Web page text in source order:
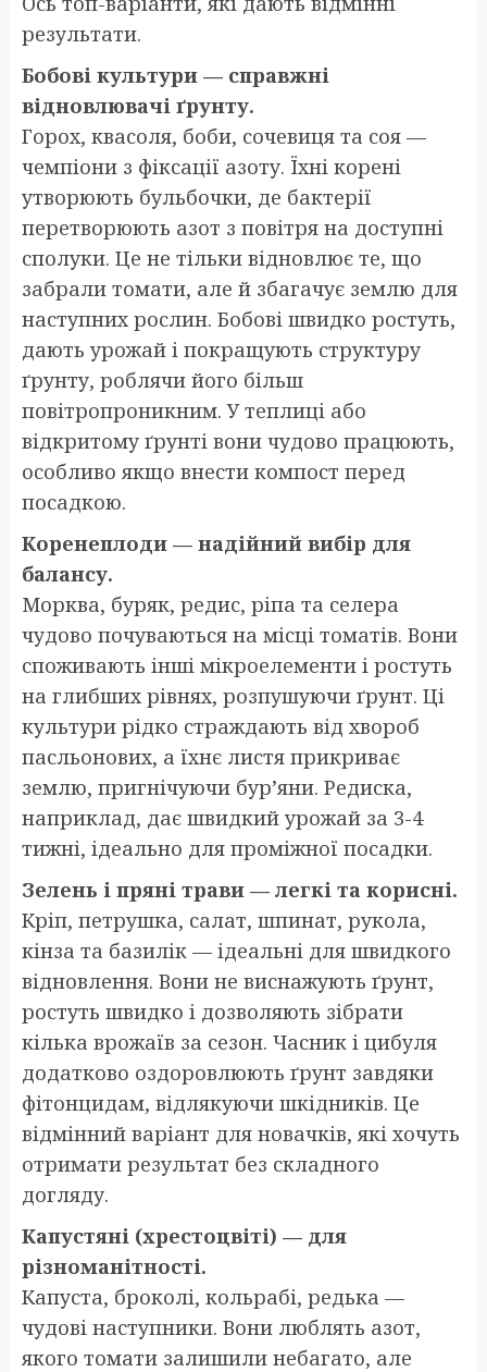
результати.
Бобові культури — справжні
відновлювачі ґрунту.
Горох, квасоля, боби, сочевиця та соя —
чемпіони з фіксації азоту. Їхні корені
утворюють бульбочки, де бактерії
перетворюють азот з повітря на доступні
сполуки. Це не тільки відновлює те, що
забрали томати, але й збагачує землю для
наступних рослин. Бобові швидко ростуть,
дають урожай і покращують структуру
ґрунту, роблячи його більш
повітропроникним. У теплиці або
відкритому ґрунті вони чудово працюють,
особливо якщо внести компост перед
посадкою.
Коренеплоди — надійний вибір для
балансу.
Морква, буряк, редис, ріпа та селера
чудово почуваються на місці томатів. Вони
споживають інші мікроелементи і ростуть
на глибших рівнях, розпушуючи ґрунт. Ці
культури рідко страждають від хвороб
пасльонових, а їхнє листя прикриває
землю, пригнічуючи бур’яни. Редиска,
наприклад, дає швидкий урожай за 3-4
тижні, ідеально для проміжної посадки.
Зелень і пряні трави — легкі та корисні.
Кріп, петрушка, салат, шпинат, рукола,
кінза та базилік — ідеальні для швидкого
відновлення. Вони не виснажують ґрунт,
ростуть швидко і дозволяють зібрати
кілька врожаїв за сезон. Часник і цибуля
додатково оздоровлюють ґрунт завдяки
фітонцидам, відлякуючи шкідників. Це
відмінний варіант для новачків, які хочуть
отримати результат без складного
догляду.
Капустяні (хрестоцвіті) — для
різноманітності.
Капуста, броколі, кольрабі, редька —
чудові наступники. Вони люблять азот,
якого томати залишили небагато, але